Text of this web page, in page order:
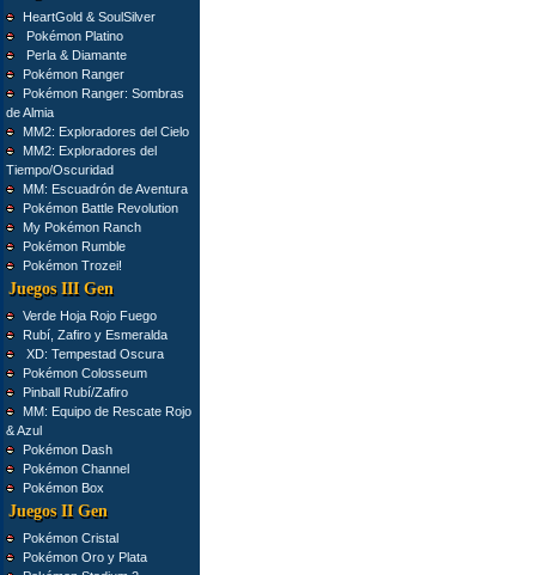
HeartGold & SoulSilver
Pokémon Platino
Perla & Diamante
Pokémon Ranger
Pokémon Ranger: Sombras
de Almia
MM2: Exploradores del Cielo
MM2: Exploradores del
Tiempo/Oscuridad
MM: Escuadrón de Aventura
Pokémon Battle Revolution
My Pokémon Ranch
Pokémon Rumble
Pokémon Trozei!
Juegos III Gen
Verde Hoja Rojo Fuego
Rubí, Zafiro y Esmeralda
XD: Tempestad Oscura
Pokémon Colosseum
Pinball Rubí/Zafiro
MM: Equipo de Rescate Rojo
& Azul
Pokémon Dash
Pokémon Channel
Pokémon Box
Juegos II Gen
Pokémon Cristal
Pokémon Oro y Plata